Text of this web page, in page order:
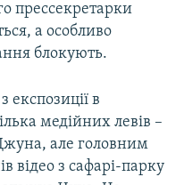
прессекретарки
а особливо
блокують.
експозиції в
медійних левів –
але головним
відео з сафарі-парку